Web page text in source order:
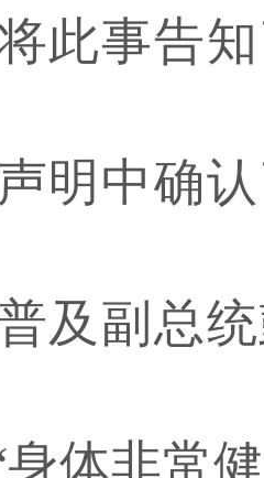
此事告知
明中确
及副总
体非常